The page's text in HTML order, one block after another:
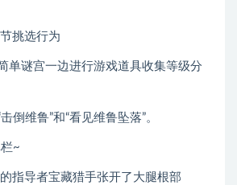
挑选行为
单谜宫一边进行游戏道具收集等级分
倒维鲁”和“看见维鲁坠落”。
~
指导者宝藏猎手张开了大腿根部